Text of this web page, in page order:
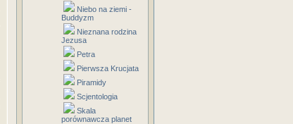
Niebo na ziemi -
Buddyzm
Nieznana rodzina
Jezusa
Petra
Pierwsza Krucjata
Piramidy
Scjentologia
Skala
porównawcza planet